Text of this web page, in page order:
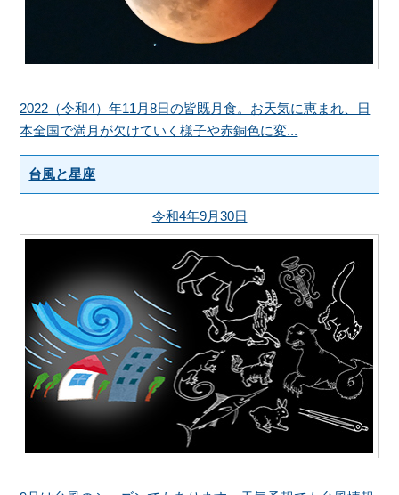
2022（令和4）年11月8日の皆既月食。お天気に恵まれ、日
本全国で満月が欠けていく様子や赤銅色に変...
台風と星座
令和4年9月30日